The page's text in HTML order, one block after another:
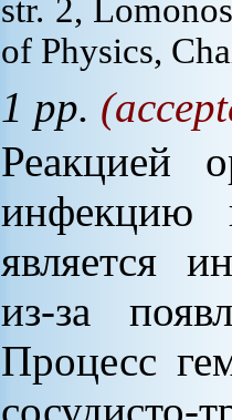
str. 2,
of Physics,
1 pp.
Реакцией
инфекцию
является
из-за
Процесс
сосудисто-